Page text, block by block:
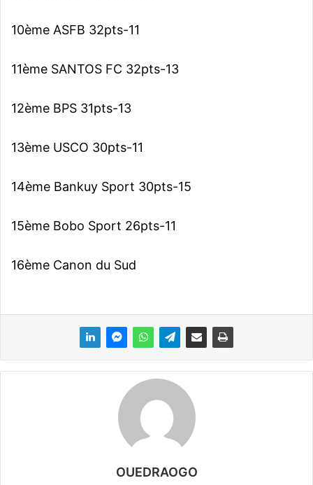
10ème ASFB 32pts-11
11ème SANTOS FC 32pts-13
12ème BPS 31pts-13
13ème USCO 30pts-11
14ème Bankuy Sport 30pts-15
15ème Bobo Sport 26pts-11
16ème Canon du Sud
OUEDRAOGO